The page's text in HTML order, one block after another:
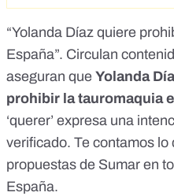
“Yolanda Díaz quiere
España”. Circulan
aseguran que Yolanda
prohibir la tauromaquia
‘querer’ expresa una
verificado. Te contamos
propuestas de Sumar en
España.